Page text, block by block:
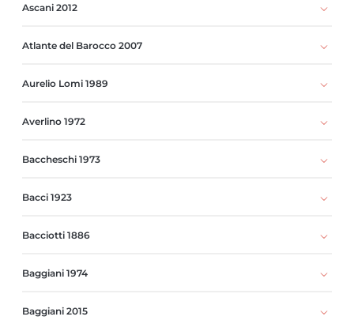
Ascani 2012
Atlante del Barocco 2007
Aurelio Lomi 1989
Averlino 1972
Baccheschi 1973
Bacci 1923
Bacciotti 1886
Baggiani 1974
Baggiani 2015